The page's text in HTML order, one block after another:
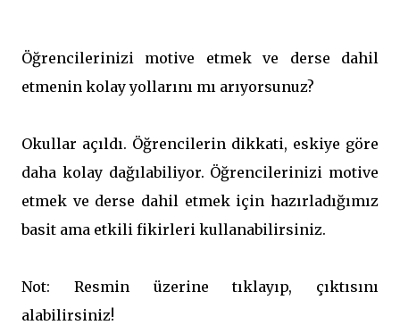
Öğrencilerinizi motive etmek ve derse dahil
etmenin kolay yollarını mı arıyorsunuz?
Okullar açıldı. Öğrencilerin dikkati, eskiye göre
daha kolay dağılabiliyor. Öğrencilerinizi motive
etmek ve derse dahil etmek için hazırladığımız
basit ama etkili fikirleri kullanabilirsiniz.
Not: Resmin üzerine tıklayıp, çıktısını
alabilirsiniz!